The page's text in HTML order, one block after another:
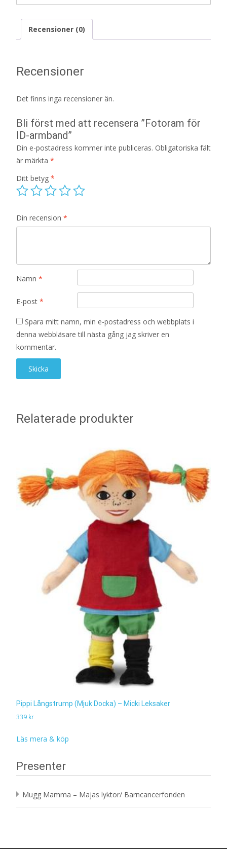
Recensioner (0)
Recensioner
Det finns inga recensioner än.
Bli först med att recensera ”Fotoram för
ID-armband”
Din e-postadress kommer inte publiceras. Obligatoriska fält
är märkta *
Ditt betyg *
Din recension *
Namn *
E-post *
Spara mitt namn, min e-postadress och webbplats i
denna webbläsare till nästa gång jag skriver en
kommentar.
Relaterade produkter
Pippi Långstrump (Mjuk Docka) – Micki Leksaker
339 kr
Läs mera & köp
Presenter
Mugg Mamma – Majas lyktor/ Barncancerfonden